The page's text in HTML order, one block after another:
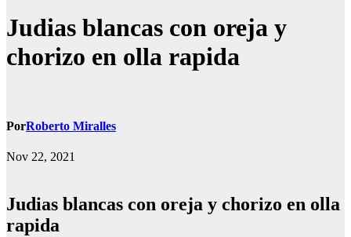
Judias blancas con oreja y
chorizo en olla rapida
PorRoberto Miralles
Nov 22, 2021
Judias blancas con oreja y chorizo en olla
rapida